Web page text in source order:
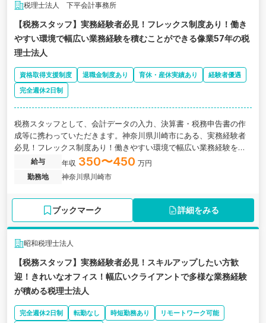
税理士法人 下平会計事務所
【税務スタッフ】実務経験者必見！フレックス制度あり！働き
やすい環境で幅広い業務経験を積むことができる像業57年の税
理士法人
資格取得支援制度 退職金制度あり 育休・産休実績あり
経験者優遇
完全週休2日制
税務スタッフとして、会計データの入力、決算書・税務申告書の作
成等に携わっていただきます。神奈川県川崎市にある、実務経験者
必見！フレックス制度あり！働きやすい環境で幅広い業務経験を積
むことができる像業57年の税理士法人の求人です。
給与 年収 350〜450 万円
勤務地
神奈川県川崎市
ブックマーク 詳細をみる
昭和税理士法人
【税務スタッフ】実務経験者必見！スキルアップしたい方歓
迎！きれいなオフィス！幅広いクライアントで多様な業務経験
が積める税理士法人
完全週休2日制 転勤なし 時短勤務あり
リモートワーク可能